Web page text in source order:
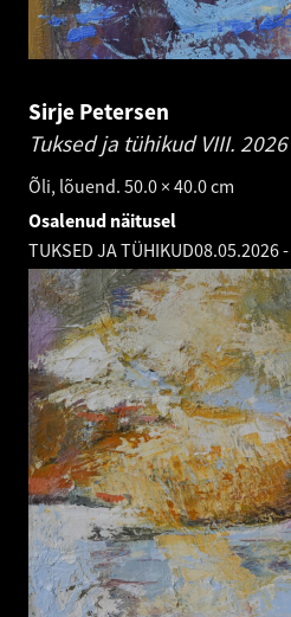
Sirje Petersen
Tuksed ja tühikud VIII. 2026
Õli, lõuend. 50.0 × 40.0 cm
Osalenud näitusel
TUKSED JA TÜHIKUD08.05.2026-